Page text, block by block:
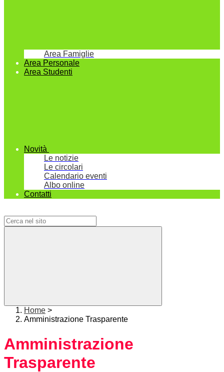
Area Famiglie
Area Personale
Area Studenti
Novità
Le notizie
Le circolari
Calendario eventi
Albo online
Contatti
Home >
Amministrazione Trasparente
Amministrazione
Trasparente